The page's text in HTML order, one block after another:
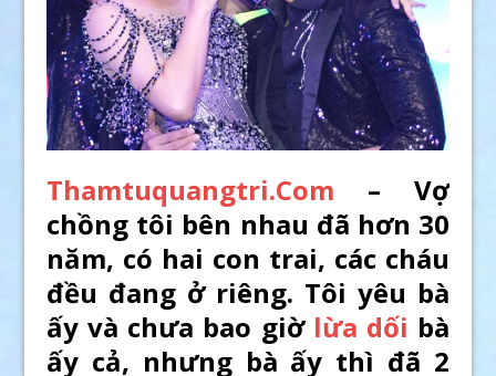
Thamtuquangtri.Com
– Vợ
chồng tôi bên nhau đã hơn 30
năm, có hai con trai, các cháu
đều đang ở riêng. Tôi yêu bà
ấy và chưa bao giờ lừa dối bà
ấy cả, nhưng bà ấy thì đã 2